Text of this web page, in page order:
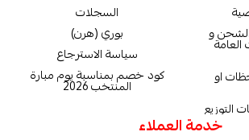
و
او
التوزيع
السجلات
بوري (هرن)
سياسة الاسترجاع
كود خصم بمناسبة يوم مبارة
المنتخب 2026
خدمة العملاء